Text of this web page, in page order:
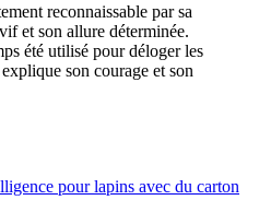
reconnaissable par sa
et son allure déterminée.
été utilisé pour déloger les
son courage et son
pour lapins avec du carton